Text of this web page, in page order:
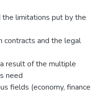
the limitations put by the
contracts and the legal
result of the multiple
need
fields (economy, finance